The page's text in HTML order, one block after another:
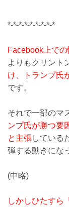
*-*-*-*-*-*-*-*-*
Facebook上で
よりもクリント
け、トランプ氏
です。
それで一部のマ
ンプ氏が勝つ要
と主張している
弾する動きにな
(中略)
しかしひたすら